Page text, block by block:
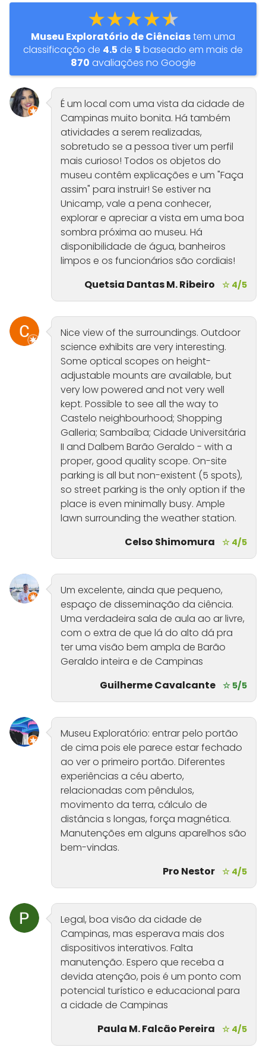
★★★★★
Museu Exploratório de Ciênciastem uma
classificação de 4.5 de 5 baseado em mais de
870 avaliações no Google
É um local com uma vista da cidade de
Campinas muito bonita. Há também
atividades a serem realizadas,
sobretudo se a pessoa tiver um perfil
mais curioso! Todos os objetos do
museu contêm explicações e um "Faça
assim" para instruir! Se estiver na
Unicamp, vale a pena conhecer,
explorar e apreciar a vista em uma boa
sombra próxima ao museu. Há
disponibilidade de água, banheiros
limpos e os funcionários são cordiais!
Quetsia Dantas M. Ribeiro
☆ 4/5
Nice view of the surroundings. Outdoor
science exhibits are very interesting.
Some optical scopes on height-
adjustable mounts are available, but
very low powered and not very well
kept. Possible to see all the way to
Castelo neighbourhood; Shopping
Galleria; Sambaíba; Cidade Universitária
II and Dalbem Barão Geraldo - with a
proper, good quality scope. On-site
parking is all but non-existent (5 spots),
so street parking is the only option if the
place is even minimally busy. Ample
lawn surrounding the weather station.
Celso Shimomura
☆ 4/5
Um excelente, ainda que pequeno,
espaço de disseminação da ciência.
Uma verdadeira sala de aula ao ar livre,
com o extra de que lá do alto dá pra
ter uma visão bem ampla de Barão
Geraldo inteira e de Campinas
Guilherme Cavalcante ☆ 5/5
Museu Exploratório: entrar pelo portão
de cima pois ele parece estar fechado
ao ver o primeiro portão. Diferentes
experiências a céu aberto,
relacionadas com pêndulos,
movimento da terra, cálculo de
distância s longas, força magnética.
Manutenções em alguns aparelhos são
bem-vindas.
Pro Nestor ☆ 4/5
Legal, boa visão da cidade de
Campinas, mas esperava mais dos
dispositivos interativos. Falta
manutenção. Espero que receba a
devida atenção, pois é um ponto com
potencial turístico e educacional para
a cidade de Campinas
Paula M. Falcão Pereira
☆ 4/5